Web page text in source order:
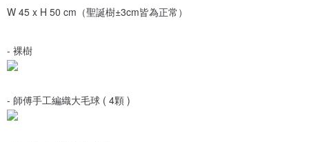
W 45 x H 50 cm（聖誕樹±3cm皆為正常）
- 裸樹
- 師傅手工編織大毛球 ( 4顆 )